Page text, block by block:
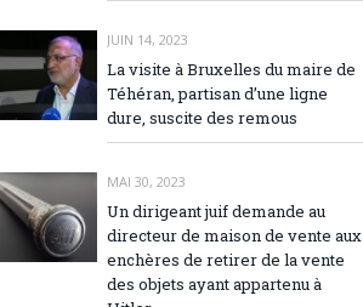
JUIN 14, 2023
La visite à Bruxelles du maire de
Téhéran, partisan d’une ligne
dure, suscite des remous
MAI 30, 2023
Un dirigeant juif demande au
directeur de maison de vente aux
enchères de retirer de la vente
des objets ayant appartenu à